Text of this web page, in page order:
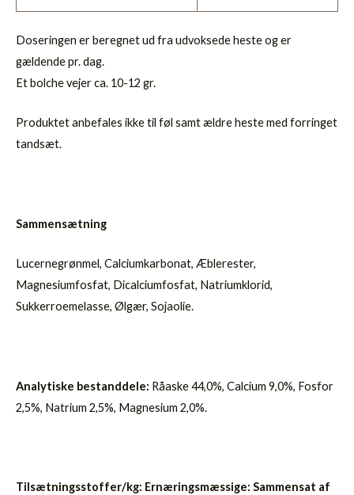
Doseringen er beregnet ud fra udvoksede heste og er
gældende pr. dag.
Et bolche vejer ca. 10-12 gr.
Produktet anbefales ikke til føl samt ældre heste med forringet
tandsæt.
Sammensætning
Lucernegrønmel, Calciumkarbonat, Æblerester,
Magnesiumfosfat, Dicalciumfosfat, Natriumklorid,
Sukkerroemelasse, Ølgær, Sojaolie.
Analytiske bestanddele: Råaske 44,0%, Calcium 9,0%, Fosfor
2,5%, Natrium 2,5%, Magnesium 2,0%.
Tilsætningsstoffer/kg: Ernæringsmæssige: Sammensat af